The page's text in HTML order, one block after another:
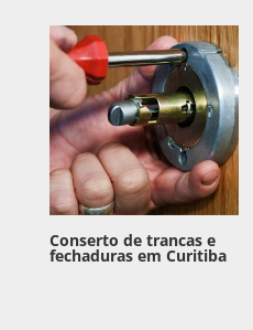
Conserto de trancas e
fechaduras em Curitiba